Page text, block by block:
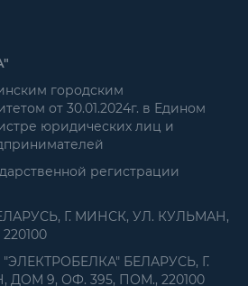
городским
от 30.01.2024г. в Едином
юридических лиц и
регистрации
Г. МИНСК, УЛ. КУЛЬМАН,
БЕЛАРУСЬ, Г.
9, ОФ. 395, ПОМ., 220100